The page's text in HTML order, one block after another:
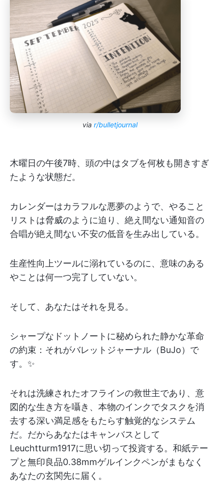
via r/bulletjournal
木曜日の午後7時、頭の中はタブを何枚も開きすぎ
たような状態だ。
カレンダーはカラフルな悪夢のようで、やること
リストは脅威のように迫り、絶え間ない通知音の
合唱が絶え間ない不安の低音を生み出している。
生産性向上ツールに溺れているのに、意味のある
やことは何一つ完了していない。
そして、あなたはそれを見る。
シャープなドットノートに秘められた静かな革命
の約束：それがバレットジャーナル（BuJo）で
す。✨
それは洗練されたオフラインの救世主であり、意
図的な生き方を囁き、本物のインクでタスクを消
去する深い満足感をもたらす触覚的なシステム
だ。だからあなたはキャンバスとして
Leuchtturm1917に思い切って投資する。和紙テー
プと無印良品0.38mmゲルインクペンがまもなく
あなたの玄関先に届く。